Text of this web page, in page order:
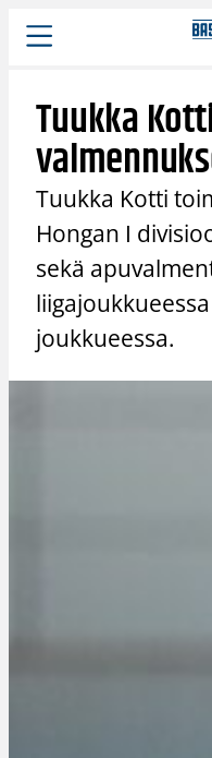
Siirry
sisältöön
Tuukka
Tuukka Kotti
Hongan I
sekä
joukkueessa.